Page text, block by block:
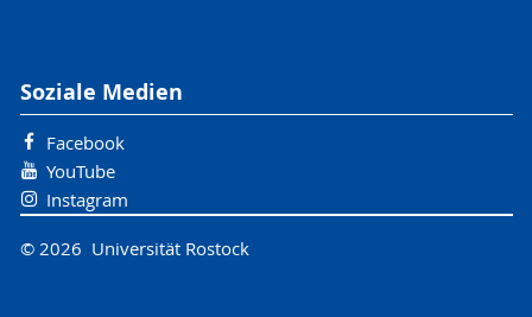
Soziale Medien
Facebook
YouTube
Instagram
© 2026 Universität Rostock